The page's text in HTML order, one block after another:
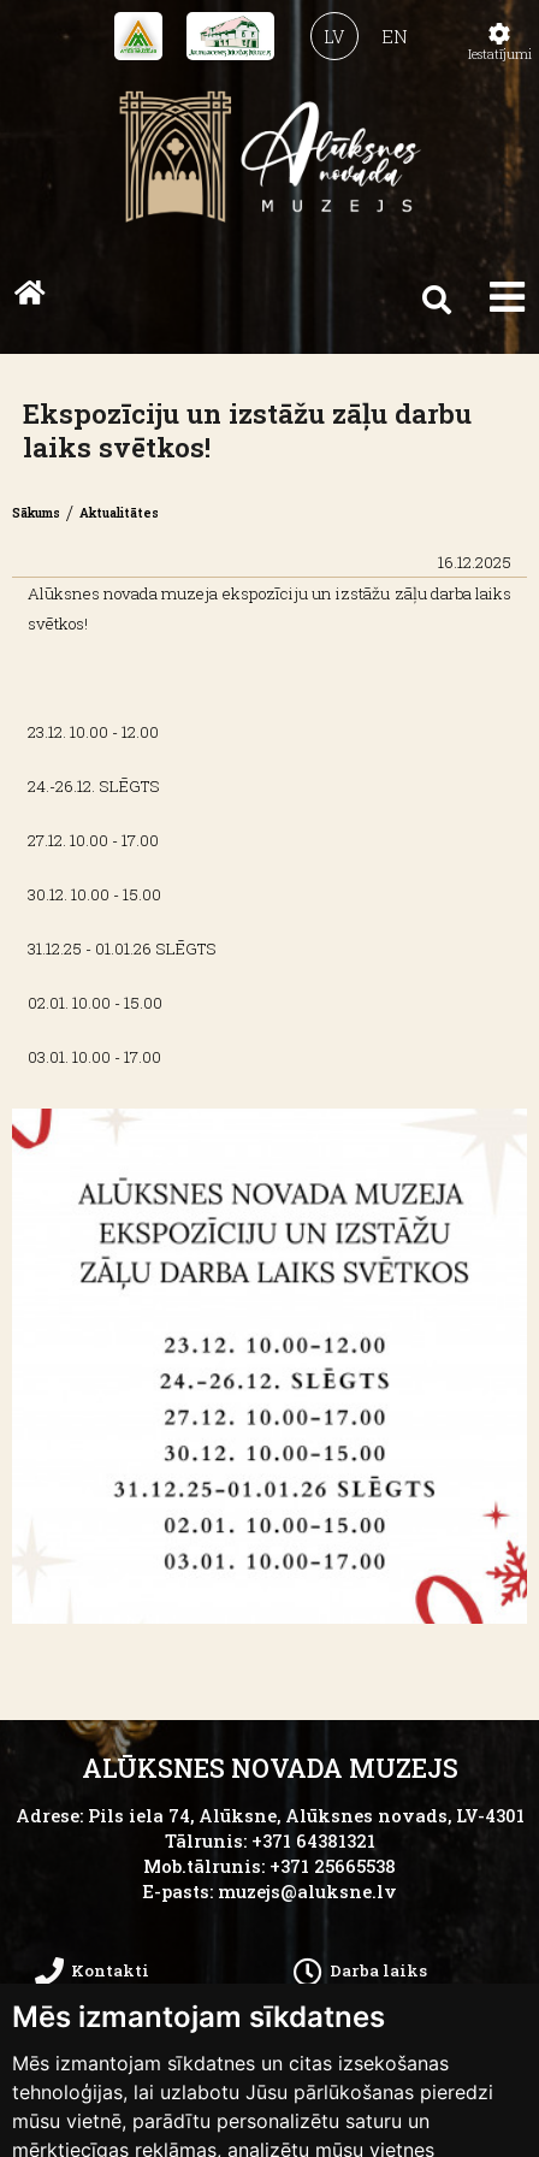
Mēs izmantojam sīkdatnes
Mēs izmantojam sīkdatnes un citas izsekošanas
tehnoloģijas, lai uzlabotu Jūsu pārlūkošanas pieredzi
mūsu vietnē, parādītu personalizētu saturu un
mērķtiecīgas reklāmas, analizētu mūsu vietnes
EN
LV
Ekspozīciju un izstāžu zāļu darbu
laiks svētkos!
Sākums / Aktualitātes
16.12.2025
Alūksnes novada muzeja ekspozīciju un izstāžu zāļu darba laiks
svētkos!
23.12. 10.00 - 12.00
24.-26.12. SLĒGTS
27.12. 10.00 - 17.00
30.12. 10.00 - 15.00
31.12.25 - 01.01.26 SLĒGTS
02.01. 10.00 - 15.00
03.01. 10.00 - 17.00
ALŪKSNES NOVADA MUZEJS
Adrese: Pils iela 74, Alūksne, Alūksnes novads, LV-4301
Tālrunis: +371 64381321
Mob.tālrunis: +371 25665538
E-pasts: muzejs@aluksne.lv
Kontakti Darba laiks
Kā nokļūt Privātums
Piekļūstamības
paziņojums
Anketas
Iestatījumi